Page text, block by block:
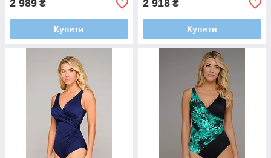
2 989 ₴
Купити
2 918 ₴
Купити